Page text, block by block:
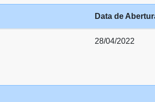
Data de
28/04/2022